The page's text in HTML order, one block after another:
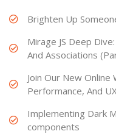
Brighten Up
Mirage JS Deep
And Associations
Join Our New Online
Performance, And
Implementing Dark
components